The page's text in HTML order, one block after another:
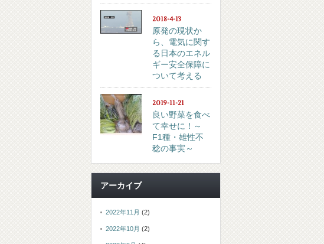
2018-4-13
原発の現状か
ら、電気に関す
る日本のエネル
ギー安全保障に
ついて考える
2019-11-21
良い野菜を食べ
て幸せに！～
F1種・雄性不
稔の事実～
アーカイブ
2022年11月 (2)
2022年10月 (2)